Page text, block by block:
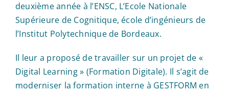
deuxième année à l’ENSC, L’Ecole Nationale
Supérieure de Cognitique, école d’ingénieurs de
l’Institut Polytechnique de Bordeaux.
Il leur a proposé de travailler sur un projet de «
Digital Learning » (Formation Digitale). Il s’agit de
moderniser la formation interne à GESTFORM en